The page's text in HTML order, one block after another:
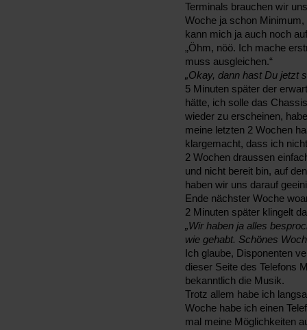
Terminals brauchen wir
Woche ja schon
kann mich ja auch noch
„Öhm, nöö. Ich mache
muss ausgleichen.“
„Okay, dann hast Du jetzt
5 Minuten später der
hätte, ich solle das
wieder zu erscheinen,
meine letzten 2 Wochen
klargemacht, dass ich
2 Wochen draussen
und nicht bereit bin, auf
haben wir uns darauf
Ende nächster Woche
2 Minuten später klingelt
„Wir haben ja alles
wie gehabt. Schönes
Ich glaube, Disponenten
dieser Seite des Telefons
bekanntlich die Musik.
Trotz allem habe ich
Woche habe ich einen
mal meine Möglichkeiten